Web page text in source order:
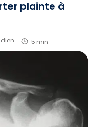
plainte à
5 min